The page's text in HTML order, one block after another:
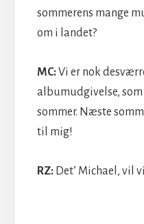
sommerens mange
om i landet?
MC:Vi er nok
albumudgivelse,
sommer. Næste
til mig!
RZ: Det’ Michael, vil